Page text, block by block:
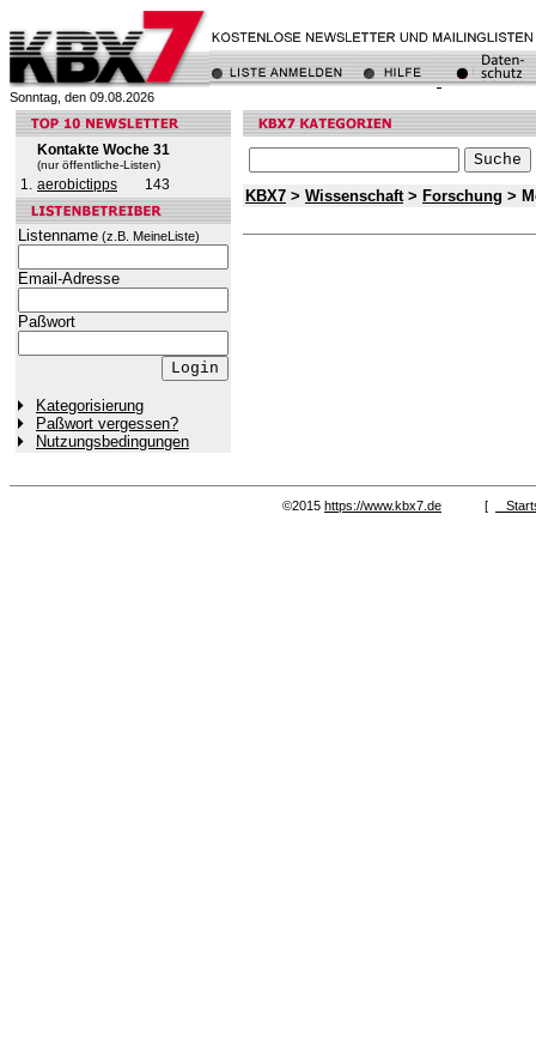
Sonntag, den 09.08.2026
Kontakte Woche 31
(nur öffentliche-Listen)
1. aerobictipps 143
Listenname (z.B. MeineListe)
Email-Adresse
Paßwort
Kategorisierung
Paßwort vergessen?
Nutzungsbedingungen
KBX7 > Wissenschaft> Forschung >
©2015 https://www.kbx7.de [